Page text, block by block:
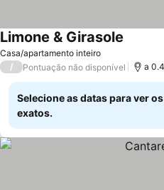
Casa/apartamento inteiro
Limone & Girasole
/ Pontuação não disponível a
Selecione as datas para ver
exatos.